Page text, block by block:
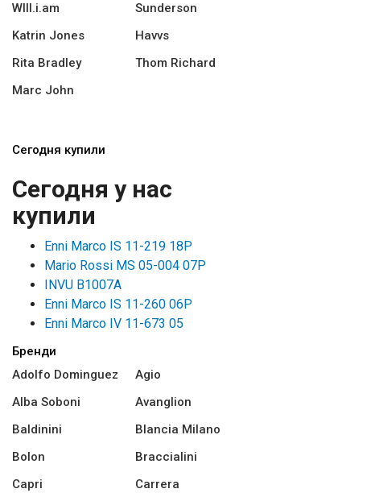
WIll.i.am
Sunderson
Katrin Jones
Havvs
Rita Bradley
Thom Richard
Marc John
Сегодня купили
Сегодня у нас
купили
Enni Marco IS 11-219 18P
Mario Rossi MS 05-004 07P
INVU B1007A
Enni Marco IS 11-260 06P
Enni Marco IV 11-673 05
Бренди
Adolfo Dominguez
Agio
Alba Soboni
Avanglion
Baldinini
Blancia Milano
Bolon
Braccialini
Capri
Carrera